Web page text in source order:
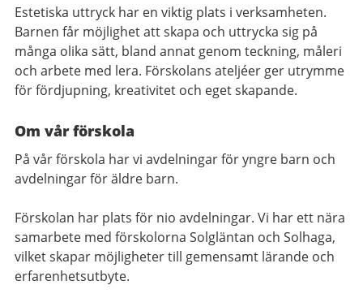
Estetiska uttryck har en viktig plats i verksamheten.
Barnen får möjlighet att skapa och uttrycka sig på
många olika sätt, bland annat genom teckning, måleri
och arbete med lera. Förskolans ateljéer ger utrymme
för fördjupning, kreativitet och eget skapande.
Om vår förskola
På vår förskola har vi avdelningar för yngre barn och
avdelningar för äldre barn.
Förskolan har plats för nio avdelningar. Vi har ett nära
samarbete med förskolorna Solgläntan och Solhaga,
vilket skapar möjligheter till gemensamt lärande och
erfarenhetsutbyte.